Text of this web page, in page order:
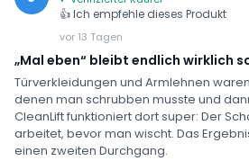
👍 Ich empfehle dieses Produkt
vor 13 Tagen
„Mal eben“ bleibt endlich wirklich
Türverkleidungen und Armlehnen
denen man schrubben musste und
CleanLift funktioniert dort super: Der
arbeitet, bevor man wischt. Das
einen zweiten Durchgang.